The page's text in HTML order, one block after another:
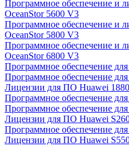
Программное обеспечение и
OceanStor 5600 V3
Программное обеспечение и
OceanStor 5800 V3
Программное обеспечение и
OceanStor 6800 V3
Программное обеспечение
Программное обеспечение
Лицензии для ПО Huawei
Программное обеспечение
Программное обеспечение
Лицензии для ПО Huawei
Программное обеспечение
Лицензии для ПО Huawei